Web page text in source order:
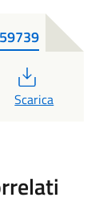
PDF
Scarica